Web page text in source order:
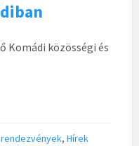
Komádi közösségi és
, Hírek